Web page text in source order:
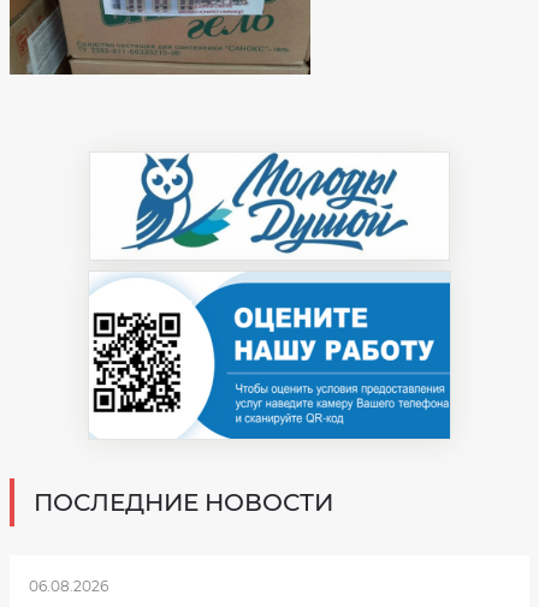
ПОСЛЕДНИЕ НОВОСТИ
06.08.2026